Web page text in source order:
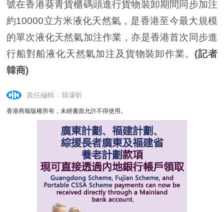
號在香港葵青貨櫃碼頭進行貨物裝卸期間同步加注
約10000立方米液化天然氣，是香港至今最大規模
的單次液化天然氣加注作業，亦是香港首次同步進
行船對船液化天然氣加注及貨物裝卸作業。 (記者
韓商)
責任編輯：韓濠昕
香港商報版權所有，未經書面允許不得使用。